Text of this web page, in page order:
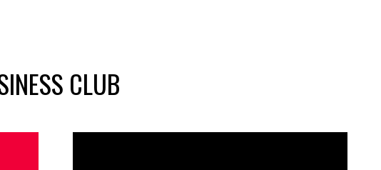
CLUB